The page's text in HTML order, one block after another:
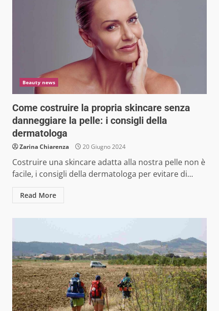
Beauty news
Come costruire la propria skincare senza
danneggiare la pelle: i consigli della
dermatologa
Zarina Chiarenza 20 Giugno 2024
Costruire una skincare adatta alla nostra pelle non è
facile, i consigli della dermatologa per evitare di...
Read More